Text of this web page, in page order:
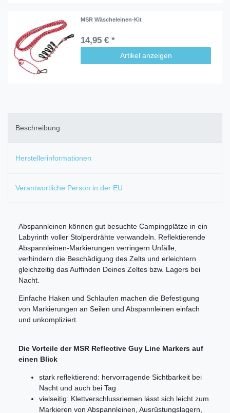
MSR Wäscheleinen-Kit
14,95 € *
Artikel anzeigen
Beschreibung
Herstellerinformationen
Verantwortliche Person in der EU
Abspannleinen können gut besuchte Campingplätze in ein
Labyrinth voller Stolperdrähte verwandeln. Reflektierende
Abspannleinen-Markierungen verringern Unfälle,
verhindern die Beschädigung des Zelts und erleichtern
gleichzeitig das Auffinden Deines Zeltes bzw. Lagers bei
Nacht.
Einfache Haken und Schlaufen machen die Befestigung
von Markierungen an Seilen und Abspannleinen einfach
und unkompliziert.
Die Vorteile der MSR Reflective Guy Line Markers auf
einen Blick
stark reflektierend: hervorragende Sichtbarkeit bei
Nacht und auch bei Tag
vielseitig: Klettverschlussriemen lässt sich leicht zum
Markieren von Abspannleinen, Ausrüstungslagern,